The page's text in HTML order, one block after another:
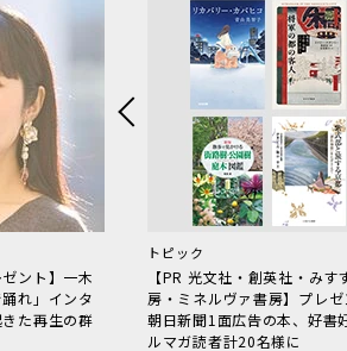
ント】一木
れ」インタ
た再生の群
トピック
【PR 光文社・創英社・みす
房・ミネルヴァ書房】プレゼ
朝日新聞1面広告の本、好書
ルマガ読者計20名様に